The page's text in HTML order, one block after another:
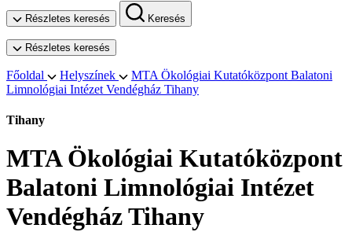
Részletes keresés Keresés
Részletes keresés
Főoldal Helyszínek
MTA Ökológiai Kutatóközpont Balatoni
Limnológiai Intézet Vendégház Tihany
Tihany
MTA Ökológiai Kutatóközpont
Balatoni Limnológiai Intézet
Vendégház Tihany